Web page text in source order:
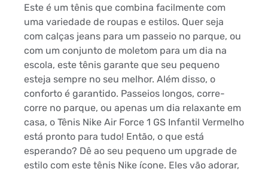
Este é um tênis que combina facilmente com
uma variedade de roupas e estilos. Quer seja
com calças jeans para um passeio no parque, ou
com um conjunto de moletom para um dia na
escola, este tênis garante que seu pequeno
esteja sempre no seu melhor. Além disso, o
conforto é garantido. Passeios longos, corre-
corre no parque, ou apenas um dia relaxante em
casa, o Tênis Nike Air Force 1 GS Infantil Vermelho
está pronto para tudo! Então, o que está
esperando? Dê ao seu pequeno um upgrade de
estilo com este tênis Nike ícone. Eles vão adorar,